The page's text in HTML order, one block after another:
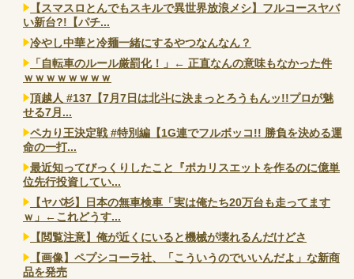
【スマスロとんでもスキルで異世界放浪メシ】フルコースヤバ
い新台?!【パチ...
冷やし中華と冷麺一緒にするやつなんなん？
「自転車のルール厳罰化！」← 正直なんの意味もなかった件
ｗｗｗｗｗｗｗｗ
頂越人 #137【7月7日は北斗に決まっとろうもんッ!!プロが魅
せる7月...
ペカり王決定戦 #特別編【1G連でフルボッコ!! 勝負を決める運
命の一打...
最近知ってびっくりしたこと『ポカリスエットを作るのに億単
位先行投資してい...
【ヤバ杉】日本の無車検車「実は俺たち20万台も走ってます
ｗ」←これどうす...
【閲覧注意】俺が近くにいると機械が壊れるんだけどさ
【画像】ペプシコーラ社、「こういうのでいいんだよ」な新商
品を発売